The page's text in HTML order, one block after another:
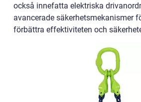
också innefatta elektriska
avancerade säkerhetsmekanismer
förbättra effektiviteten och